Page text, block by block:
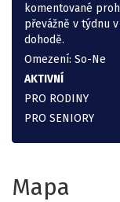
komentované
převážně v týdnu
dohodě.
Omezení: So-Ne
AKTIVNÍ
PRO RODINY
PRO SENIORY
Mapa